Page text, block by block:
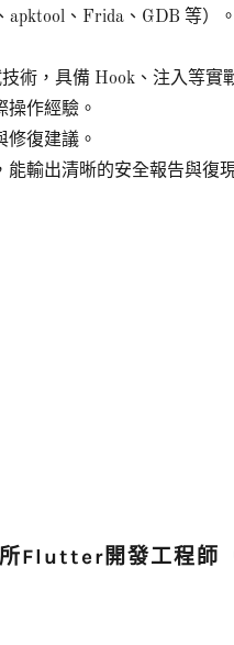
、Frida、GDB 等）。
術，具備 Hook、注入等實
作經驗。
復建議。
輸出清晰的安全報告與復
Flutter開發工程師